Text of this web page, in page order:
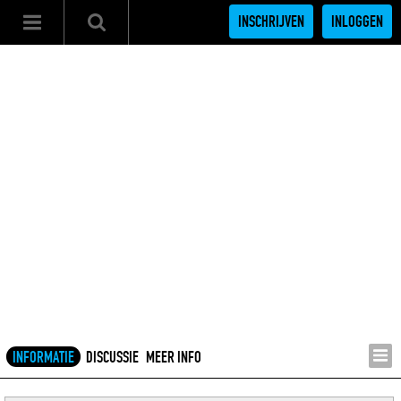
INSCHRIJVEN INLOGGEN
INFORMATIE DISCUSSIE MEER INFO